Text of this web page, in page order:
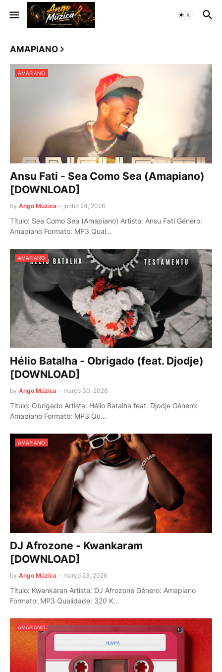
AMAPIANO
AMAPIANO
Ansu Fati - Sea Como Sea (Amapiano)
[DOWNLOAD]
by Ango Múzica - junho 24, 2026
Título: Sea Como Sea (Amapiano) Artista: Ansu Fati Género:
Amapiano Formato: MP3 Qual…
AMAPIANO
Hélio Batalha - Obrigado (feat. Djodje)
[DOWNLOAD]
by Ango Múzica - março 30, 2026
Título: Obrigado Artista: Hélio Batalha feat. Djodje Género:
Amapiano Formato: MP3 Qu…
AMAPIANO
DJ Afrozone - Kwankaram
[DOWNLOAD]
by Ango Múzica - março 23, 2026
Título: Kwankaran Artista: DJ Afrozone Género: Amapiano
Formato: MP3 Qualidade: 320 K…
AMAPIANO